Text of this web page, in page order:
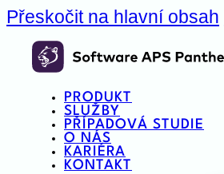
Přeskočit na hlavní obsah
PRODUKT
SLUŽBY
PŘÍPADOVÁ STUDIE
O NÁS
KARIÉRA
KONTAKT